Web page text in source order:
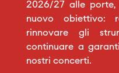
2026/27 alle porte,
nuovo obiettivo:
rinnovare gli
continuare a
nostri concerti.